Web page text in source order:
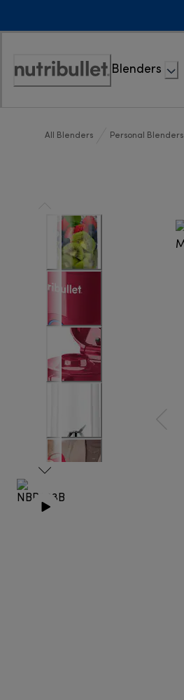
Accessibility
Blenders
All Blenders Personal Blenders